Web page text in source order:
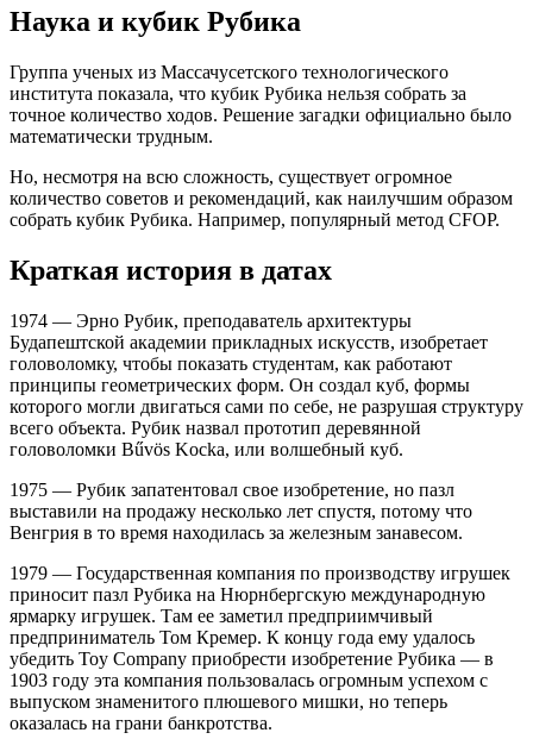
Наука и кубик Рубика
Группа ученых из Массачусетского технологического
института показала, что кубик Рубика нельзя собрать за
точное количество ходов. Решение загадки официально было
математически трудным.
Но, несмотря на всю сложность, существует огромное
количество советов и рекомендаций, как наилучшим образом
собрать кубик Рубика. Например, популярный метод CFOP.
Краткая история в датах
1974 — Эрно Рубик, преподаватель архитектуры
Будапештской академии прикладных искусств, изобретает
головоломку, чтобы показать студентам, как работают
принципы геометрических форм. Он создал куб, формы
которого могли двигаться сами по себе, не разрушая структуру
всего объекта. Рубик назвал прототип деревянной
головоломки Bűvös Kocka, или волшебный куб.
1975 — Рубик запатентовал свое изобретение, но пазл
выставили на продажу несколько лет спустя, потому что
Венгрия в то время находилась за железным занавесом.
1979 — Государственная компания по производству игрушек
приносит пазл Рубика на Нюрнбергскую международную
ярмарку игрушек. Там ее заметил предприимчивый
предприниматель Том Кремер. К концу года ему удалось
убедить Toy Company приобрести изобретение Рубика — в
1903 году эта компания пользовалась огромным успехом с
выпуском знаменитого плюшевого мишки, но теперь
оказалась на грани банкротства.